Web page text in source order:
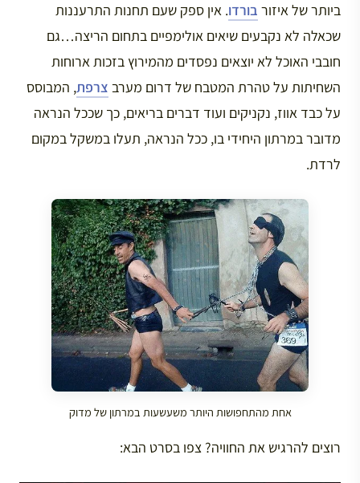
ביותר של איזור בורדו. אין ספק שעם תחנות התרעננות
שכאלה לא נקבעים שיאים אולימפיים בתחום הריצה…​גם
חובבי האוכל לא יוצאים נפסדים מהמירוץ בזכות ארוחות
השחיתות על טהרת המטבח של דרום מערב צרפת, המבוסס
על כבד אווז, נקניקים ועוד דברים בריאים, כך שככל הנראה
מדובר במרתון היחידי בו, ככל הנראה, תעלו במשקל במקום
לרדת.
אחת מהתחפושות היותר משעשעות במרתון של מדוק
רוצים להרגיש את החוויה? צפו בסרט הבא: